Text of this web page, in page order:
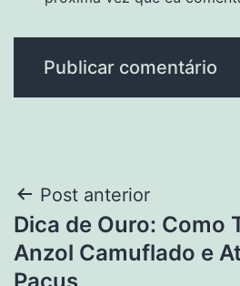
Navegação
de
Post anterior
Dica de Ouro: Como
Anzol Camuflado e
Pacus